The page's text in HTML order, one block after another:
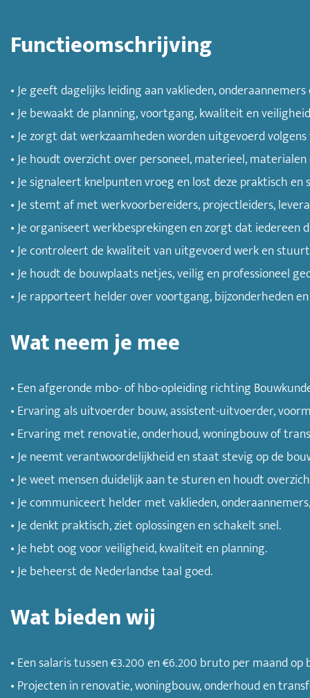
Functieomschrijving
• Je geeft dagelijks leiding aan vaklieden,
• Je bewaakt de planning, voortgang, kwaliteit en
• Je zorgt dat werkzaamheden worden uitgevoerd
• Je houdt overzicht over personeel, materieel,
• Je signaleert knelpunten vroeg en lost deze praktisch en
• Je stemt af met werkvoorbereiders, projectleiders,
• Je organiseert werkbesprekingen en zorgt dat
• Je controleert de kwaliteit van uitgevoerd werk en
• Je houdt de bouwplaats netjes, veilig en professioneel
• Je rapporteert helder over voortgang, bijzonderheden
Wat neem je mee
• Een afgeronde mbo- of hbo-opleiding richting
• Ervaring als uitvoerder bouw, assistent-uitvoerder,
• Ervaring met renovatie, onderhoud, woningbouw of
• Je neemt verantwoordelijkheid en staat stevig op de
• Je weet mensen duidelijk aan te sturen en houdt
• Je communiceert helder met vaklieden,
• Je denkt praktisch, ziet oplossingen en schakelt snel.
• Je hebt oog voor veiligheid, kwaliteit en planning.
• Je beheerst de Nederlandse taal goed.
Wat bieden wij
• Een salaris tussen €3.200 en €6.200 bruto per maand
• Projecten in renovatie, woningbouw, onderhoud en